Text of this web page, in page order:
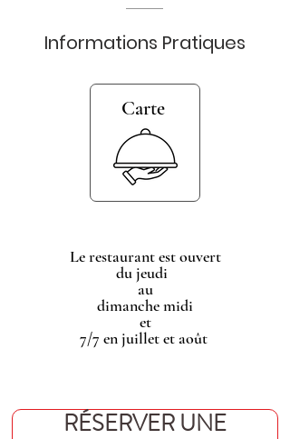
Informations Pratiques
Carte
Le restaurant est ouvert
du jeudi
au
dimanche midi
et
7/7 en juillet et août
RÉSERVER UNE